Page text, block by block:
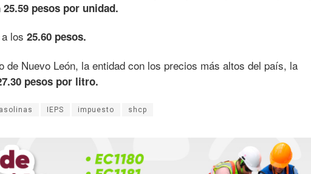
25.59 pesos por unidad.
los 25.60 pesos.
de Nuevo León, la entidad con los precios más altos del país, la
pesos por litro.
IEPS impuesto shcp